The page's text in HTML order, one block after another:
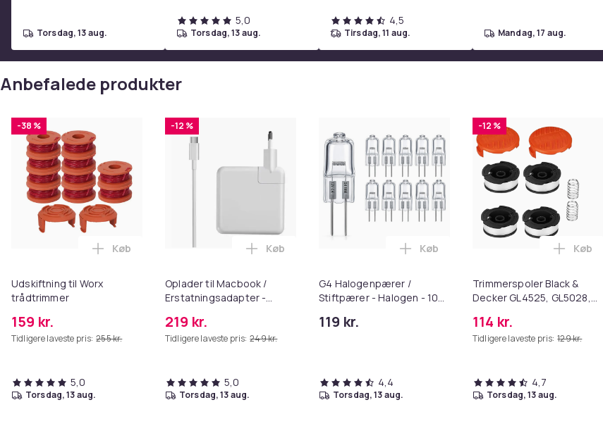
For mere information, se den downloadbare pdf-fil under produktmediefanen nedenfor.
Farve
Hvid
Vægt
Produktsikkerhedsinformation
torsdag, 13 aug.
5,0
torsdag, 13 aug.
4,5
tirsdag, 11 aug. mandag, 17 aug.
Anbefalede produkter
-38 %
Udskiftning til Worx
trådtrimmer
159 kr.
Tidligere laveste pris: 255 kr.
Læg Udskiftning til Worx trådtrimmer i kurven
Køb
5,0
torsdag, 13 aug.
-12 %
Oplader til Macbook /
Erstatningsadapter -
219 kr.
Tidligere laveste pris: 249 kr.
Læg Oplader til Macbook / Erstatningsadapter - MagSafe Gen 3 -
Køb
5,0
torsdag, 13 aug.
G4 Halogenpærer /
Stiftpærer - Halogen - 10W
119 kr.
Læg G4 Halogenpærer / Stiftpærer -
Køb
4,4
torsdag, 13 aug.
-12 %
Trimmerspoler Black &
Decker GL4525, GL5028,
græstrimmer
114 kr.
Tidligere laveste pris: 129 kr.
Læg
Køb
4,7
torsdag, 13 aug.